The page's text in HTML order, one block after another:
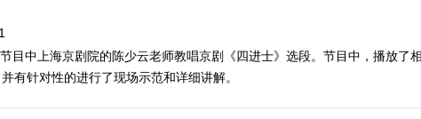
目中上海京剧院的陈少云老师教唱京剧《四进士》选段。节目中，播放了
有针对性的进行了现场示范和详细讲解。